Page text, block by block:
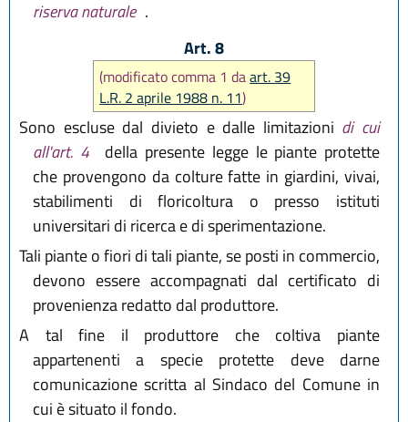
riserva naturale .
Art. 8
(modificato comma 1 daart. 39
L.R. 2 aprile 1988 n. 11)
Sono escluse dal divieto e dalle limitazioni di cui
all'art. 4
della presente legge le piante protette
che provengono da colture fatte in giardini, vivai,
stabilimenti di floricoltura o presso istituti
universitari di ricerca e di sperimentazione.
Tali piante o fiori di tali piante, se posti in commercio,
devono essere accompagnati dal certificato di
provenienza redatto dal produttore.
A tal fine il produttore che coltiva piante
appartenenti a specie protette deve darne
comunicazione scritta al Sindaco del Comune in
cui è situato il fondo.